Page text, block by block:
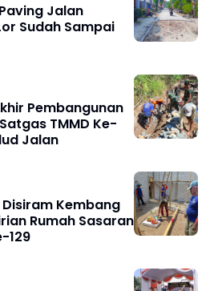
Jalan
Sudah Sampai
Pembangunan
TMMD Ke-
Jalan
Kembang
Rumah Sasaran
129